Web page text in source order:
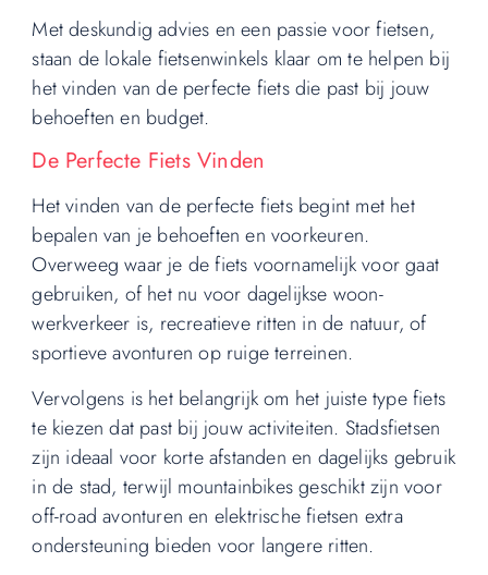
Met deskundig advies en een passie voor fietsen,
staan de lokale fietsenwinkels klaar om te helpen bij
het vinden van de perfecte fiets die past bij jouw
behoeften en budget.
De Perfecte Fiets Vinden
Het vinden van de perfecte fiets begint met het
bepalen van je behoeften en voorkeuren.
Overweeg waar je de fiets voornamelijk voor gaat
gebruiken, of het nu voor dagelijkse woon-
werkverkeer is, recreatieve ritten in de natuur, of
sportieve avonturen op ruige terreinen.
Vervolgens is het belangrijk om het juiste type fiets
te kiezen dat past bij jouw activiteiten. Stadsfietsen
zijn ideaal voor korte afstanden en dagelijks gebruik
in de stad, terwijl mountainbikes geschikt zijn voor
off-road avonturen en elektrische fietsen extra
ondersteuning bieden voor langere ritten.